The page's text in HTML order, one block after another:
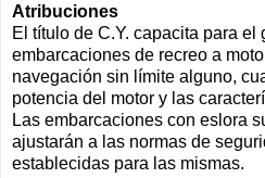
Atribuciones
El título de C.Y. capacita para el
embarcaciones de recreo a
navegación sin límite alguno,
potencia del motor y las
Las embarcaciones con eslora
ajustarán a las normas de
establecidas para las mismas.